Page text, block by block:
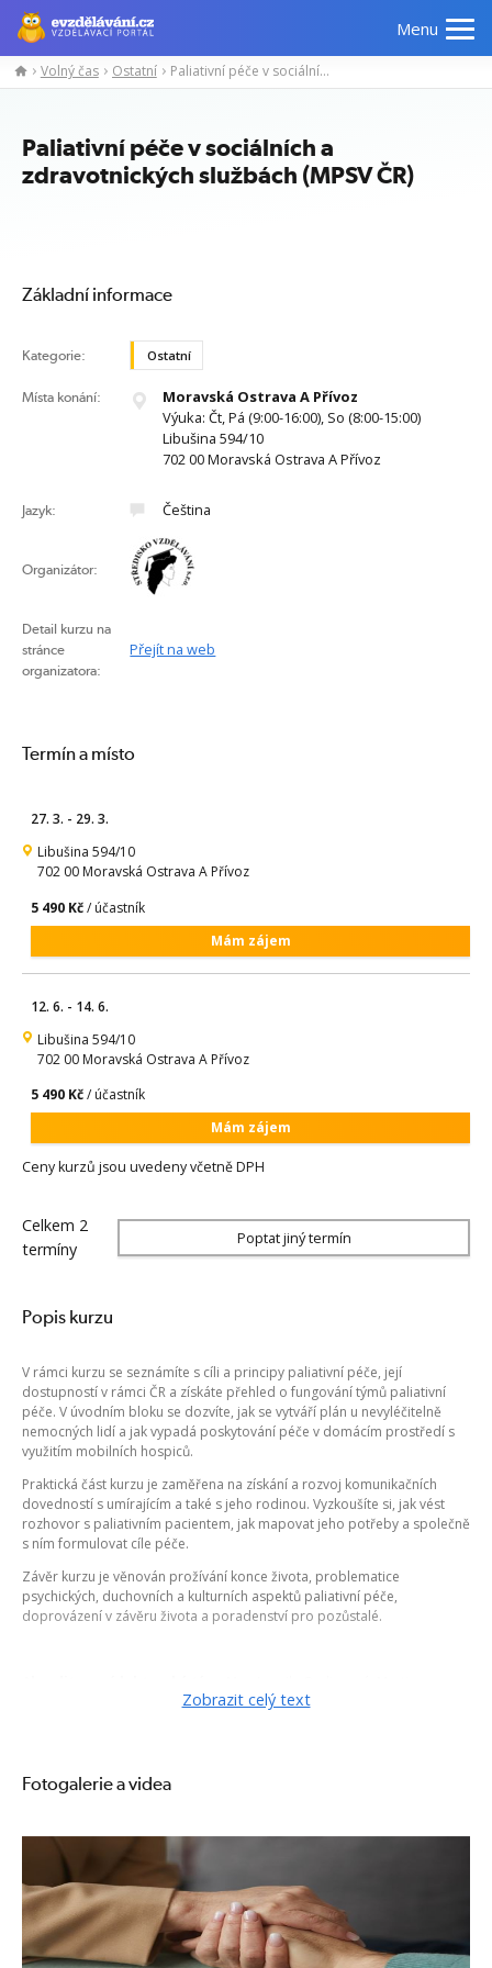
Menu
Manažerské
Odborné
Volný čas Ostatní Paliativní péče v sociálních a zdravotnických službách (MPSV ČR)
Paliativní péče v sociálních a
zdravotnických službách (MPSV ČR)
Základní informace
Kategorie: Ostatní
Místa konání:
Moravská Ostrava A Přívoz
Výuka: Čt, Pá (9:00-16:00), So (8:00-15:00)
Libušina 594/10
702 00 Moravská Ostrava A Přívoz
Jazyk: Čeština
Organizátor:
Detail kurzu na
stránce
organizatora:
Přejít na web
Termín a místo
27. 3. - 29. 3.
Libušina 594/10
702 00 Moravská Ostrava A Přívoz
5 490 Kč/ účastník
Mám zájem
12. 6. - 14. 6.
Libušina 594/10
702 00 Moravská Ostrava A Přívoz
5 490 Kč/ účastník
Mám zájem
Ceny kurzů jsou uvedeny včetně DPH
Celkem 2
termíny
Poptat jiný termín
Popis kurzu
V rámci kurzu se seznámíte s cíli a principy paliativní péče, její
dostupností v rámci ČR a získáte přehled o fungování týmů paliativní
péče. V úvodním bloku se dozvíte, jak se vytváří plán u nevyléčitelně
nemocných lidí a jak vypadá poskytování péče v domácím prostředí s
využitím mobilních hospiců.
Praktická část kurzu je zaměřena na získání a rozvoj komunikačních
dovedností s umírajícím a také s jeho rodinou. Vyzkoušíte si, jak vést
rozhovor s paliativním pacientem, jak mapovat jeho potřeby a společně
s ním formulovat cíle péče.
Závěr kurzu je věnován prožívání konce života, problematice
psychických, duchovních a kulturních aspektů paliativní péče,
doprovázení v závěru života a poradenství pro pozůstalé.
Vzorková, DiS.; ThLic. Václav Tomiczek, Ph.D.; Mgr. Vladimíra Bjelková,
Školení Vám bude uznáno do dalšího vzdělávání v sociálních
Obsahová náplň:
1. Identifikace cílů paliativní péče
2. Odborné sociální poradenství v paliativní péči
Zobrazit celý text
Fotogalerie a videa